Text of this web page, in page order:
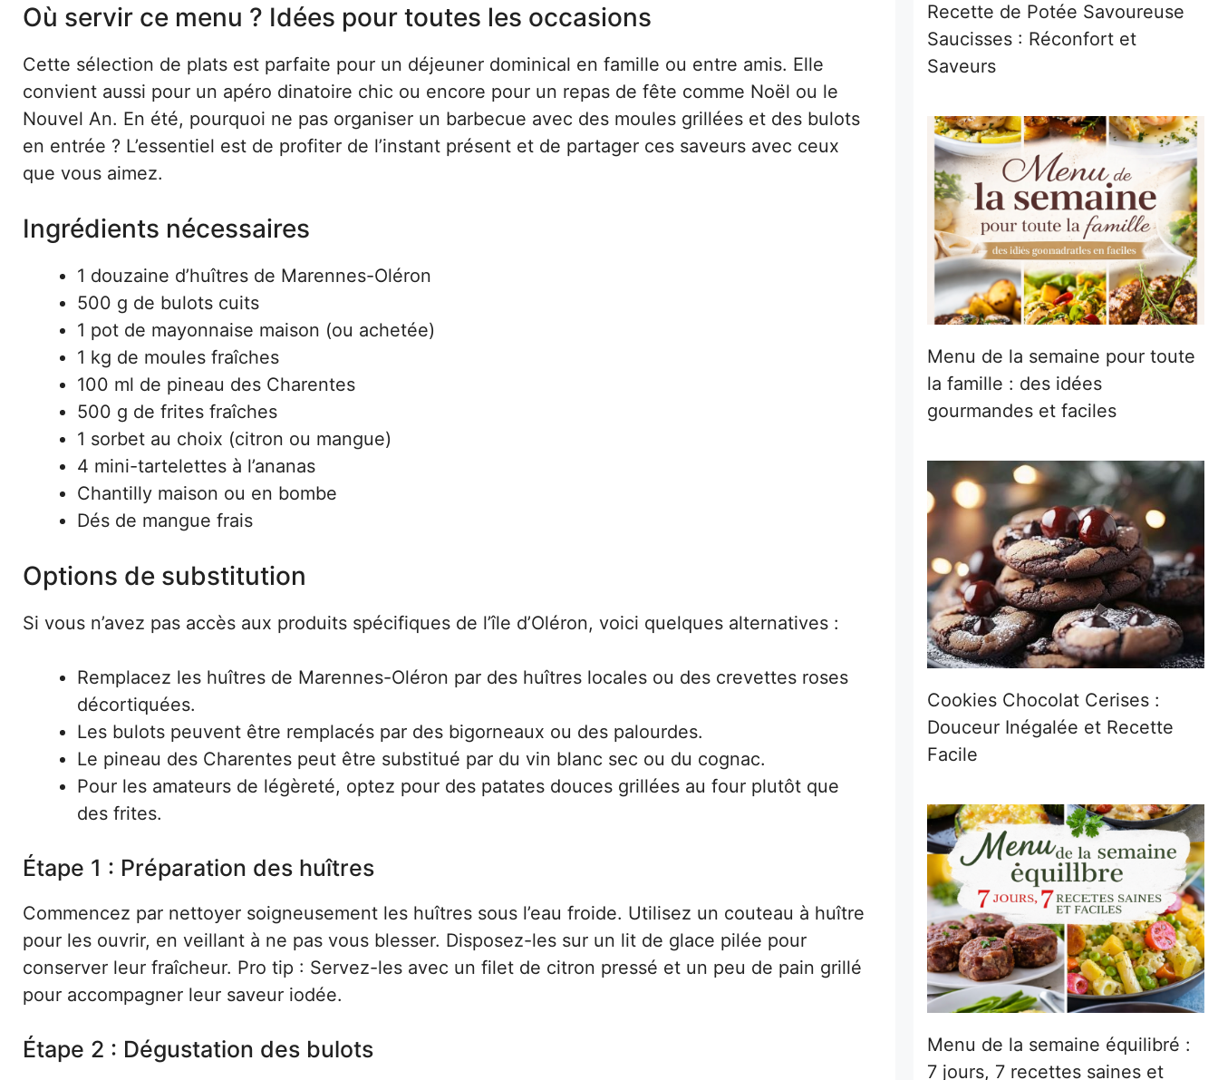
Où servir ce menu ? Idées pour toutes les occasions
Cette sélection de plats est parfaite pour un déjeuner dominical en famille ou entre amis. Elle
convient aussi pour un apéro dinatoire chic ou encore pour un repas de fête comme Noël ou le
Nouvel An. En été, pourquoi ne pas organiser un barbecue avec des moules grillées et des bulots
en entrée ? L’essentiel est de profiter de l’instant présent et de partager ces saveurs avec ceux
que vous aimez.
Ingrédients nécessaires
1 douzaine d’huîtres de Marennes-Oléron
500 g de bulots cuits
1 pot de mayonnaise maison (ou achetée)
1 kg de moules fraîches
100 ml de pineau des Charentes
500 g de frites fraîches
1 sorbet au choix (citron ou mangue)
4 mini-tartelettes à l’ananas
Chantilly maison ou en bombe
Dés de mangue frais
Options de substitution
Si vous n’avez pas accès aux produits spécifiques de l’île d’Oléron, voici quelques alternatives :
Remplacez les huîtres de Marennes-Oléron par des huîtres locales ou des crevettes roses
décortiquées.
Les bulots peuvent être remplacés par des bigorneaux ou des palourdes.
Le pineau des Charentes peut être substitué par du vin blanc sec ou du cognac.
Pour les amateurs de légèreté, optez pour des patates douces grillées au four plutôt que
des frites.
Étape 1 : Préparation des huîtres
Commencez par nettoyer soigneusement les huîtres sous l’eau froide. Utilisez un couteau à huître
pour les ouvrir, en veillant à ne pas vous blesser. Disposez-les sur un lit de glace pilée pour
conserver leur fraîcheur. Pro tip : Servez-les avec un filet de citron pressé et un peu de pain grillé
pour accompagner leur saveur iodée.
Étape 2 : Dégustation des bulots
Recette de Potée Savoureuse
Saucisses : Réconfort et
Saveurs
Menu de la semaine pour toute
la famille : des idées
gourmandes et faciles
Cookies Chocolat Cerises :
Douceur Inégalée et Recette
Facile
Menu de la semaine équilibré :
7 jours, 7 recettes saines et